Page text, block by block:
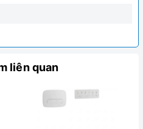
liên quan